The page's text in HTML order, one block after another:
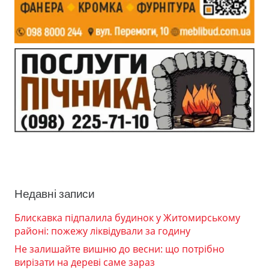
Недавні записи
Блискавка підпалила будинок у Житомирському
районі: пожежу ліквідували за годину
Не залишайте вишню до весни: що потрібно
вирізати на дереві саме зараз